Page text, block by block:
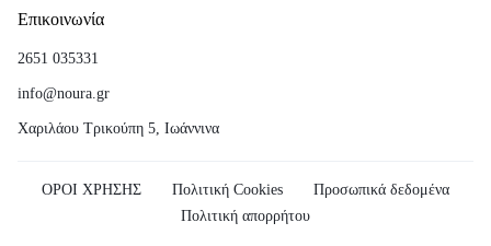
Επικοινωνία
2651 035331
info@noura.gr
Χαριλάου Τρικούπη 5, Ιωάννινα
ΟΡΟΙ ΧΡΗΣΗΣ Πολιτική Cookies
Προσωπικά δεδομένα
Πολιτική απορρήτου